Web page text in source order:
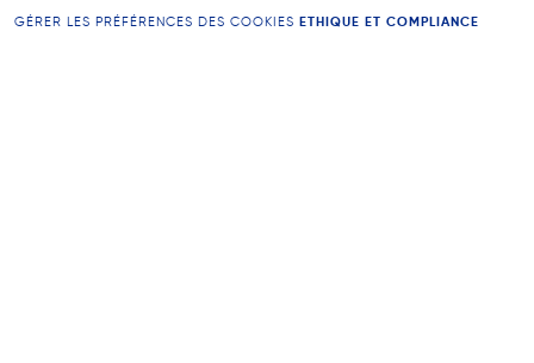
GÉRER LES PRÉFÉRENCES DES COOKIES ETHIQUE ET COMPLIANCE